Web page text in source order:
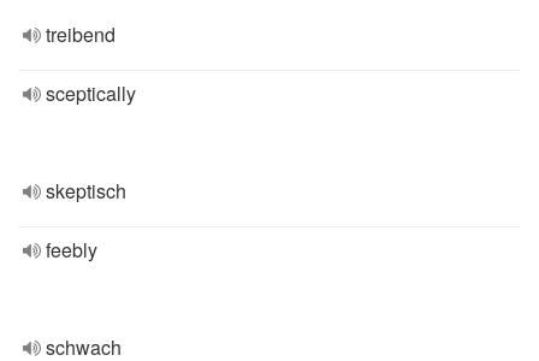
treibend
sceptically
skeptisch
feebly
schwach